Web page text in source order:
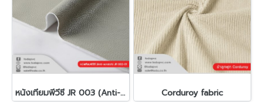
หนังเทียมพีวีซี JR 003 (Anti-scratch)(copy) Corduroy fabric